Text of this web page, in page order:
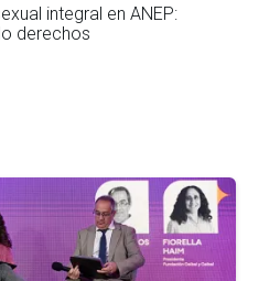
integral en ANEP:
derechos